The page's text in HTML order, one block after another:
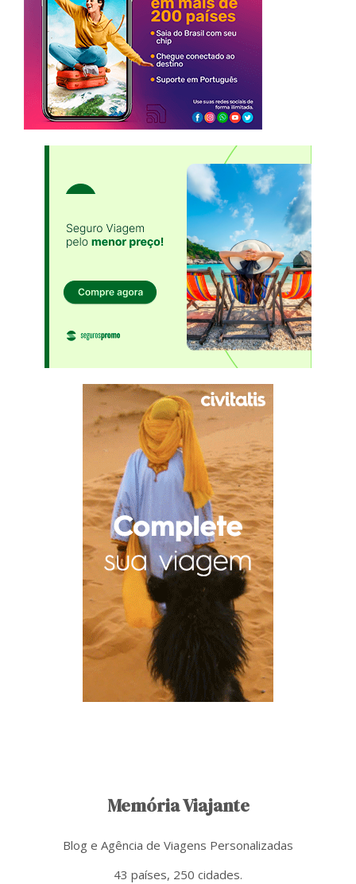
Memória Viajante
Blog e Agência de Viagens Personalizadas
43 países, 250 cidades.